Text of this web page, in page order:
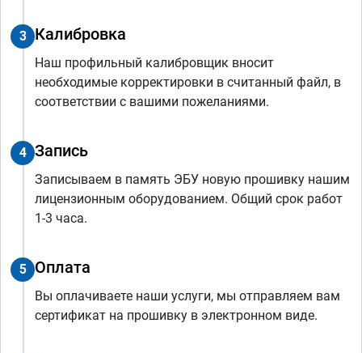
3 Калибровка
Наш профильный калибровщик вносит
необходимые корректировки в считанный файл, в
соответствии с вашими пожеланиями.
4 Запись
Записываем в память ЭБУ новую прошивку нашим
лицензионным оборудованием. Общий срок работ
1-3 часа.
5 Оплата
Вы оплачиваете наши услуги, мы отправляем вам
сертификат на прошивку в электронном виде.